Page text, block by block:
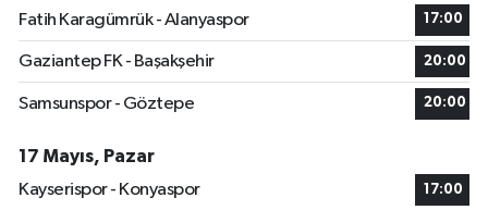
Fatih Karagümrük - Alanyaspor
17:00
Gaziantep FK - Başakşehir 20:00
Samsunspor - Göztepe 20:00
17 Mayıs, Pazar
Kayserispor - Konyaspor
17:00